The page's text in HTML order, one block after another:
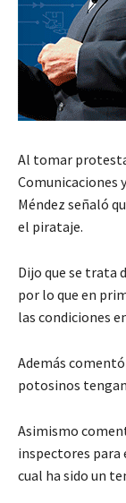
Al tomar
Comunicaciones
Méndez señaló
el pirataje.
Dijo que se trata
por lo que en
las condiciones
Además
potosinos
Asimismo
inspectores para
cual ha sido un